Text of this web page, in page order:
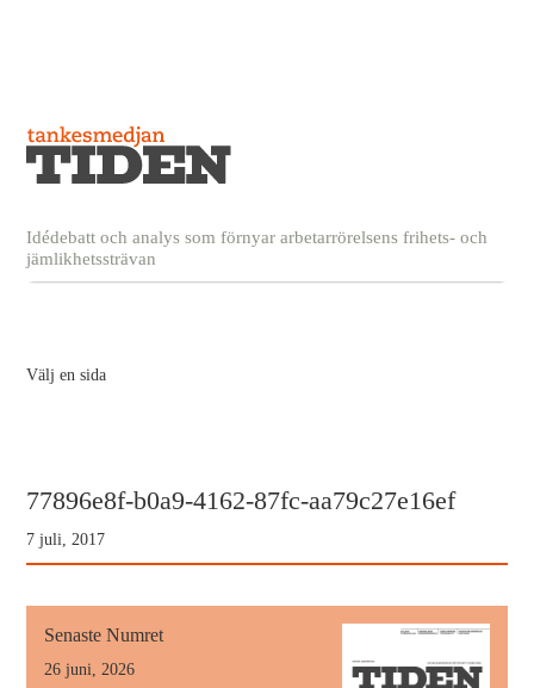
Idédebatt och analys som förnyar arbetarrörelsens frihets- och
jämlikhetssträvan
Välj en sida
77896e8f-b0a9-4162-87fc-aa79c27e16ef
7 juli, 2017
Senaste Numret
26 juni, 2026